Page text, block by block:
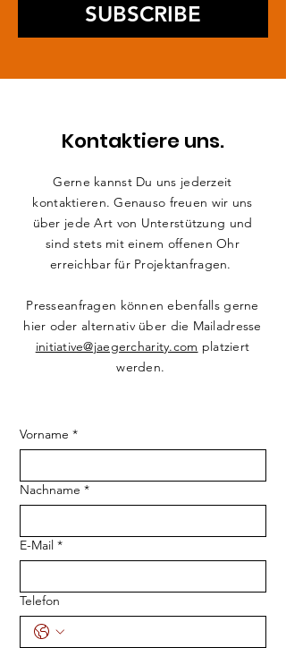
SUBSCRIBE
Kontaktiere uns.
Gerne kannst Du uns jederzeit
kontaktieren. Genauso freuen wir uns
über jede Art von Unterstützung und
sind stets mit einem offenen Ohr
erreichbar für Projektanfragen.
Presseanfragen können ebenfalls gerne
hier oder alternativ über die Mailadresse
initiative@jaegercharity.com platziert
werden.
Vorname *
Nachname *
E-Mail *
Telefon